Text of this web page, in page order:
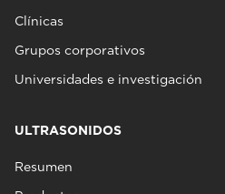
Clínicas
Grupos corporativos
Universidades e investigación
ULTRASONIDOS
Resumen